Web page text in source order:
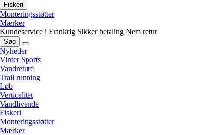
Fiskeri
Monteringsstøtter
Mærker
Kundeservice i Frankrig Sikker betaling Nem retur
Søg
Nyheder
Vinter Sports
Vandreture
Trail running
Løb
Verticalitet
Vandlivende
Fiskeri
Monteringsstøtter
Mærker